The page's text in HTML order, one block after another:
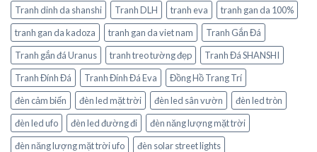
Tranh dinh da shanshi
Tranh DLH tranh eva
tranh gan da 100%
tranh gan da kadoza
tranh gan da viet nam
Tranh Gắn Đá
Tranh gắn đá Uranus
tranh treo tường đẹp
Tranh Đá SHANSHI
Tranh Đính Đá
Tranh Đính Đá Eva
Đồng Hồ Trang Trí
đèn cảm biến
đèn led mặt trời đèn led sân vườn
đèn led tròn
đèn led ufo
đèn led đường đi
đèn năng lượng mặt trời
đèn năng lượng mặt trời ufo
đèn solar street lights